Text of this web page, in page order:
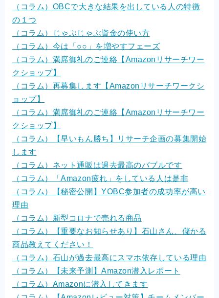
（コラム）OBCで大きな結果を出している人の特徴
の１つ
（コラム）じゃぶじゃぶ資金の使い方
（コラム）今は「○○」を増やすフェーズ
（コラム）満席御礼のご連絡【Amazonリサーチワー
クショップ】
（コラム）再募集します【Amazonリサーチワークシ
ョップ】
（コラム）満席御礼のご連絡【Amazonリサーチワー
クショップ】
（コラム）【早いもん勝ち】リサーチ企画の募集開始
します
（コラム）ネット通販は過去最高のバブルです
（コラム）「Amazon疲れ」をしている人は是非
（コラム）【秘密公開】YOBC参加者の成功率が高い
理由
（コラム）新型コロナで売れる商品
（コラム）【重要なお知らせあり】石山さん、儲かる
商品教えてください！
（コラム）石山が過去最高にスマホ依存している理由
（コラム）【未来予測】Amazon潜入レポート
（コラム）Amazonに潜入してきます